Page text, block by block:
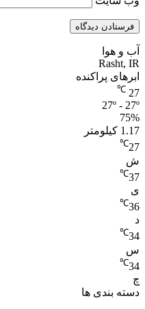
آب و هوا
Rasht, IR
ابرهای پراکنده
27
℃
27º - 27º
75%
1.17 کیلومتر
27
℃
ش
37
℃
ی
36
℃
د
34
℃
س
34
℃
چ
دسته بندی ها